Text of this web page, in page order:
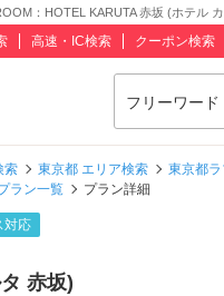
：HOTEL KARUTA 赤坂 (ホテル
高速・IC検索 クーポン検索
フリーワード
索 東京都 エリア検索 東京都
ラン一覧 プラン詳細
対応
赤坂)